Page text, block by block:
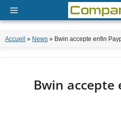
contenu
Menu
Accueil » News » Bwin accepte enfin
Bwin accepte